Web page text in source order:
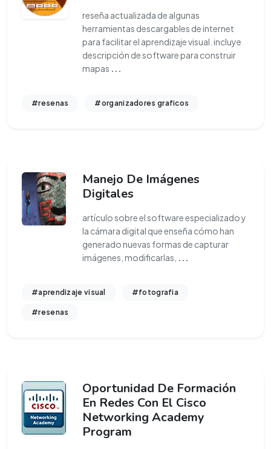
reseña actualizada de algunas
herramientas descargables de internet
para facilitar el aprendizaje visual. incluye
descripción de software para construir
mapas ...
#resenas #organizadores graficos
Manejo De Imágenes
Digitales
artículo sobre el software especializado y
la cámara digital que enseña cómo han
generado nuevas formas de capturar
imágenes, modificarlas, ...
#aprendizaje visual #fotografia
#resenas
Oportunidad De Formación
En Redes Con El Cisco
Networking Academy
Program